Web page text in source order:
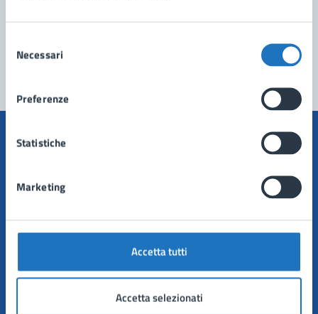
delNecessari
Preferenze
Statistiche
Marketing
Accetta tutti
Accetta selezionati
Segnala disservizio
Comune di Manduria
AMMINISTRAZIONE
Aree amministrative